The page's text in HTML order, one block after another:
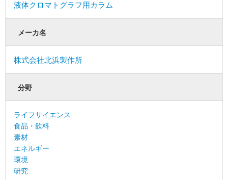
液体クロマトグラフ用カラム
メーカ名
株式会社北浜製作所
分野
ライフサイエンス
食品・飲料
素材
エネルギー
環境
研究